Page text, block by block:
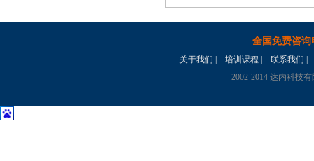
全国免费咨询
关于我们 培训课程 联系我们
2002-2014 达内科技